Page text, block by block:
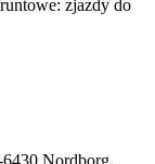
zjazdy do
Nordborg,